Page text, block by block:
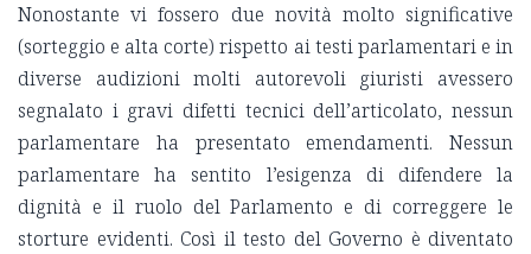
Nonostante vi fossero due novità molto significative
(sorteggio e alta corte) rispetto ai testi parlamentari e in
diverse audizioni molti autorevoli giuristi avessero
segnalato i gravi difetti tecnici dell’articolato, nessun
parlamentare ha presentato emendamenti. Nessun
parlamentare ha sentito l’esigenza di difendere la
dignità e il ruolo del Parlamento e di correggere le
storture evidenti. Così il testo del Governo è diventato